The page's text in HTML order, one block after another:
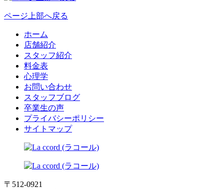
ページ上部へ戻る
ホーム
店舗紹介
スタッフ紹介
料金表
心理学
お問い合わせ
スタッフブログ
卒業生の声
プライバシーポリシー
サイトマップ
〒512-0921